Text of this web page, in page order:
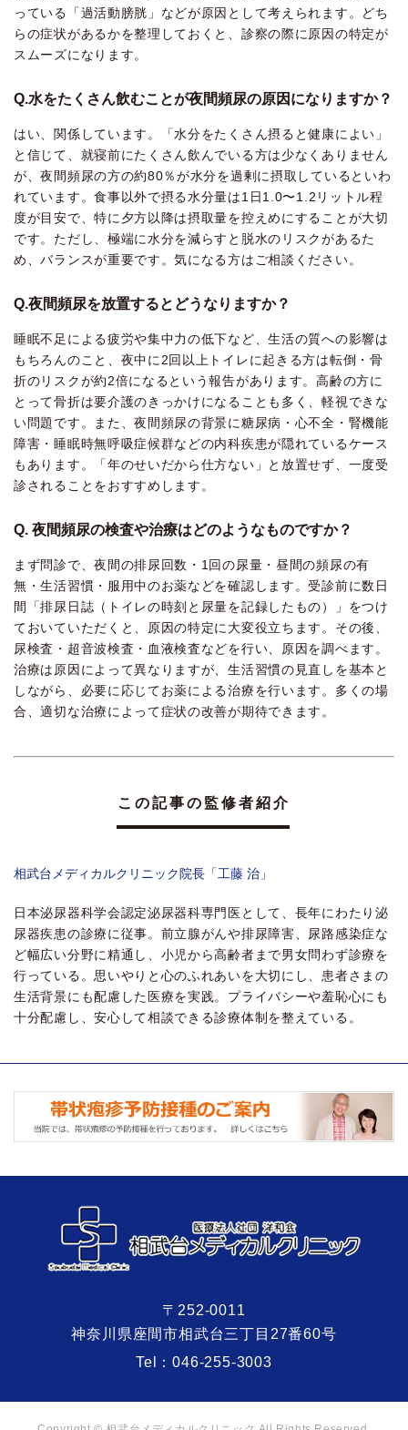
っている「過活動膀胱」などが原因として考えられます。どち
らの症状があるかを整理しておくと、診察の際に原因の特定が
スムーズになります。
Q.水をたくさん飲むことが夜間頻尿の原因になりますか？
はい、関係しています。「水分をたくさん摂ると健康によい」
と信じて、就寝前にたくさん飲んでいる方は少なくありません
が、夜間頻尿の方の約80％が水分を過剰に摂取しているといわ
れています。食事以外で摂る水分量は1日1.0〜1.2リットル程
度が目安で、特に夕方以降は摂取量を控えめにすることが大切
です。ただし、極端に水分を減らすと脱水のリスクがあるた
め、バランスが重要です。気になる方はご相談ください。
Q.夜間頻尿を放置するとどうなりますか？
睡眠不足による疲労や集中力の低下など、生活の質への影響は
もちろんのこと、夜中に2回以上トイレに起きる方は転倒・骨
折のリスクが約2倍になるという報告があります。高齢の方に
とって骨折は要介護のきっかけになることも多く、軽視できな
い問題です。また、夜間頻尿の背景に糖尿病・心不全・腎機能
障害・睡眠時無呼吸症候群などの内科疾患が隠れているケース
もあります。「年のせいだから仕方ない」と放置せず、一度受
診されることをおすすめします。
Q. 夜間頻尿の検査や治療はどのようなものですか？
まず問診で、夜間の排尿回数・1回の尿量・昼間の頻尿の有
無・生活習慣・服用中のお薬などを確認します。受診前に数日
間「排尿日誌（トイレの時刻と尿量を記録したもの）」をつけ
ておいていただくと、原因の特定に大変役立ちます。その後、
尿検査・超音波検査・血液検査などを行い、原因を調べます。
治療は原因によって異なりますが、生活習慣の見直しを基本と
しながら、必要に応じてお薬による治療を行います。多くの場
合、適切な治療によって症状の改善が期待できます。
この記事の監修者紹介
相武台メディカルクリニック院長「工藤 治」
日本泌尿器科学会認定泌尿器科専門医として、長年にわたり泌
尿器疾患の診療に従事。前立腺がんや排尿障害、尿路感染症な
ど幅広い分野に精通し、小児から高齢者まで男女問わず診療を
行っている。思いやりと心のふれあいを大切にし、患者さまの
生活背景にも配慮した医療を実践。プライバシーや羞恥心にも
十分配慮し、安心して相談できる診療体制を整えている。
〒252-0011
神奈川県座間市相武台三丁目27番60号
Tel：046-255-3003